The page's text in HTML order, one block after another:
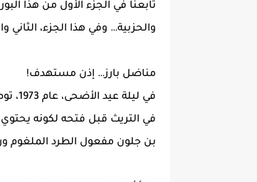
تابعنا في الجزء الأول من هذا
والحزبية… وفي هذا الجزء، الثاني
مناضل بارز… إذن مستهدف!
في
في التريث قبل فتحه لكونه
بن جلون مفعول الطرد الملغوم